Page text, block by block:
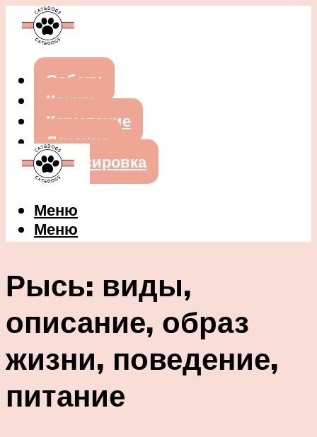
Собаки
Кошки
Кормление
Лечение
Дрессировка
Меню
Меню
Рысь: виды,
описание, образ
жизни, поведение,
питание